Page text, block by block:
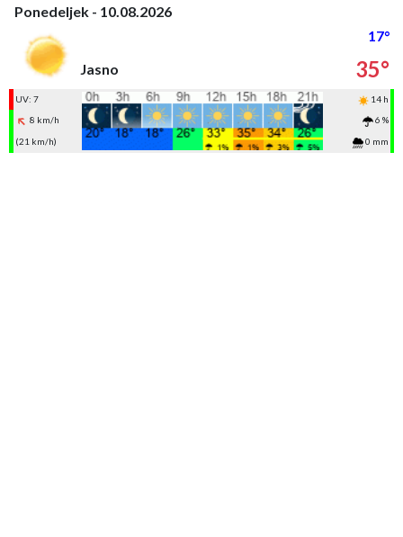
Ponedeljek - 10.08.2026
17°
Jasno
35°
UV: 7
14 h
8 km/h
6 %
(21 km/h)
0 mm